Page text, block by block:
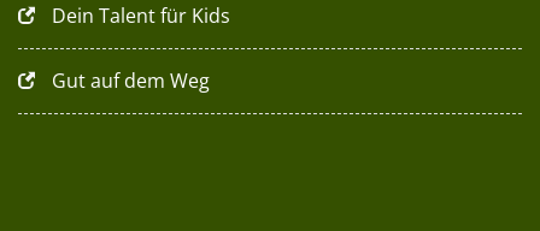
Dein Talent für Kids
Gut auf dem Weg